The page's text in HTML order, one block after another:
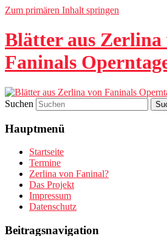
Zum primären Inhalt springen
Blätter aus Zerlina
Faninals
Suchen
Hauptmenü
Startseite
Termine
Zerlina von Faninal?
Das Projekt
Impressum
Datenschutz
Beitragsnavigation